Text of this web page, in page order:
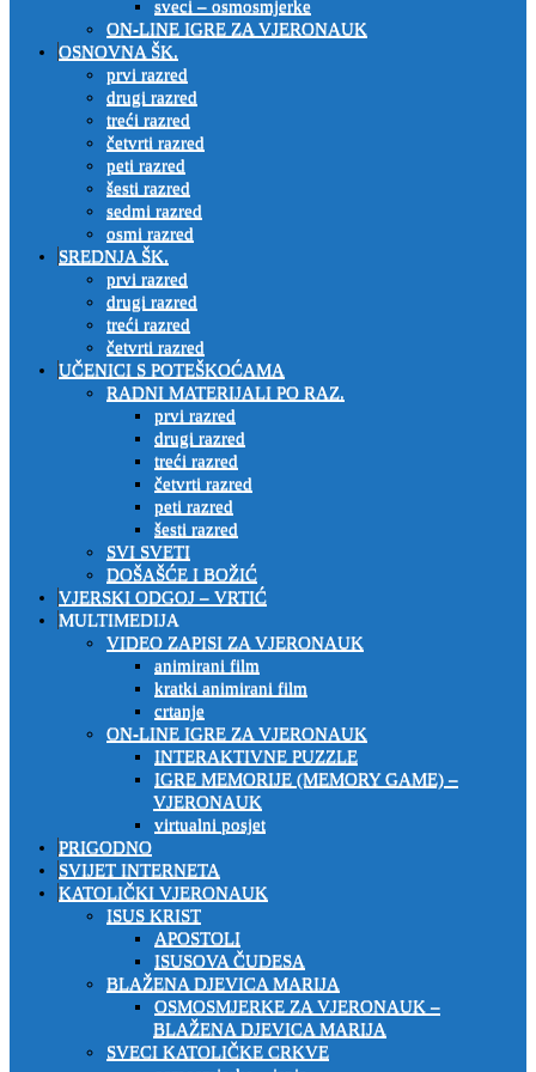
sveci – osmosmjerke
ON-LINE IGRE ZA VJERONAUK
OSNOVNA ŠK.
prvi razred
drugi razred
treći razred
četvrti razred
peti razred
šesti razred
sedmi razred
osmi razred
SREDNJA ŠK.
prvi razred
drugi razred
treći razred
četvrti razred
UČENICI S POTEŠKOĆAMA
RADNI MATERIJALI PO RAZ.
prvi razred
drugi razred
treći razred
četvrti razred
peti razred
šesti razred
SVI SVETI
DOŠAŠĆE I BOŽIĆ
VJERSKI ODGOJ – VRTIĆ
MULTIMEDIJA
VIDEO ZAPISI ZA VJERONAUK
animirani film
kratki animirani film
crtanje
ON-LINE IGRE ZA VJERONAUK
INTERAKTIVNE PUZZLE
IGRE MEMORIJE (MEMORY GAME) –
VJERONAUK
virtualni posjet
PRIGODNO
SVIJET INTERNETA
KATOLIČKI VJERONAUK
ISUS KRIST
APOSTOLI
ISUSOVA ČUDESA
BLAŽENA DJEVICA MARIJA
OSMOSMJERKE ZA VJERONAUK –
BLAŽENA DJEVICA MARIJA
SVECI KATOLIČKE CRKVE